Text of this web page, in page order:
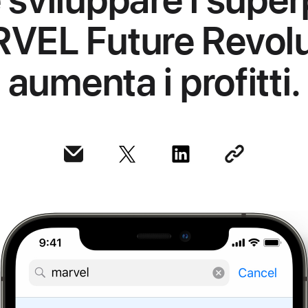
Future
aumenta i profitti.